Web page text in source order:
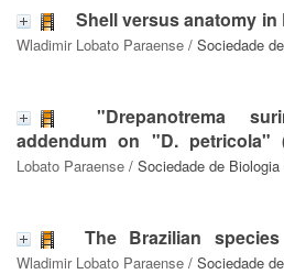
Shell versus anatomy
Wladimir Lobato Paraense / Sociedade
"Drepanotrema
addendum on "D. petricola"
Lobato Paraense / Sociedade de
The Brazilian
Wladimir Lobato Paraense / Sociedade